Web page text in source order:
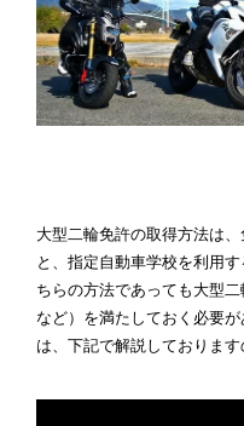
大型二輪免許の取得方法は
と、指定自動車学校を利用
ちらの方法であっても大型
など）を満たしておく必要
は、下記で解説しております